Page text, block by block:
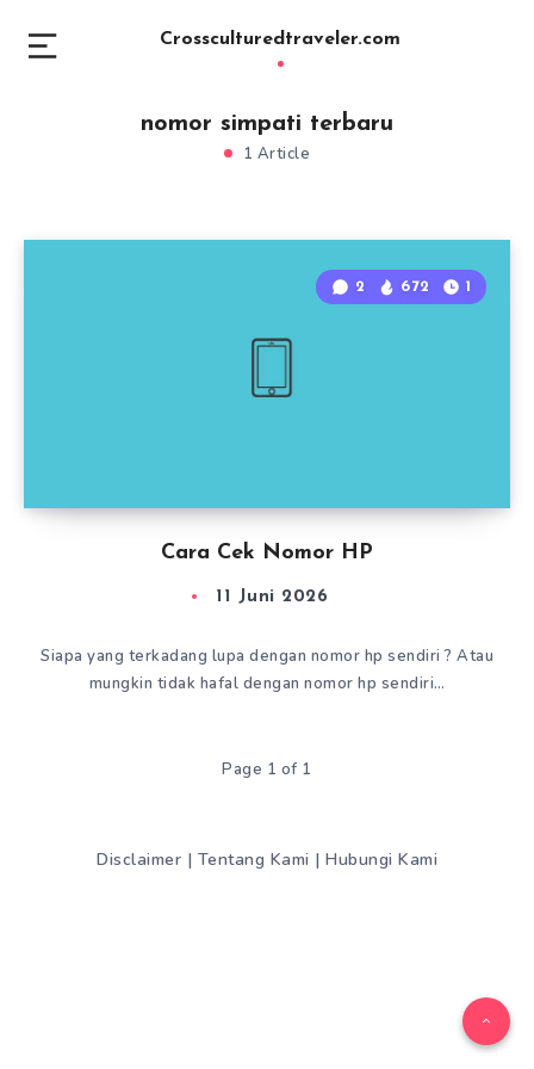
Crossculturedtraveler.com
nomor simpati terbaru
1 Article
Cara Cek Nomor HP
2 672 1
11 Juni 2026
Siapa yang terkadang lupa dengan nomor hp sendiri ? Atau
mungkin tidak hafal dengan nomor hp sendiri…
Page 1 of 1
Disclaimer | Tentang Kami | Hubungi Kami